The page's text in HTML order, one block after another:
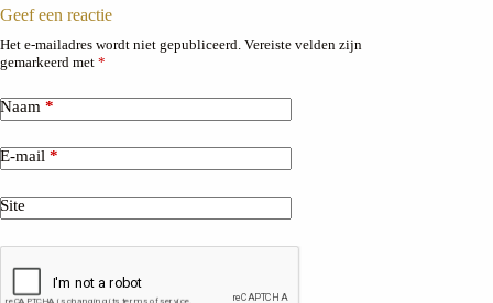
Geef een reactie
Het e-mailadres wordt niet gepubliceerd. Vereiste velden zijn
gemarkeerd met *
Naam *
E-mail *
Site